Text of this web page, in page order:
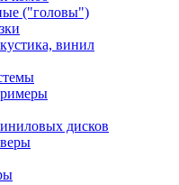
("головы")
винил
дисков